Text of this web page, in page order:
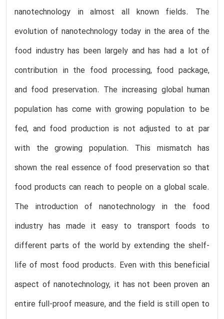
nanotechnology in almost all known fields. The
evolution of nanotechnology today in the area of the
food industry has been largely and has had a lot of
contribution in the food processing, food package,
and food preservation. The increasing global human
population has come with growing population to be
fed, and food production is not adjusted to at par
with the growing population. This mismatch has
shown the real essence of food preservation so that
food products can reach to people on a global scale.
The introduction of nanotechnology in the food
industry has made it easy to transport foods to
different parts of the world by extending the shelf-
life of most food products. Even with this beneficial
aspect of nanotechnology, it has not been proven an
entire full-proof measure, and the field is still open to